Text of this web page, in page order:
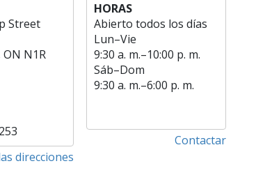
Street
N1R
direcciones
HORAS
Abierto todos los días
Lun–Vie
9:30 a. m.–10:00 p. m.
Sáb–Dom
9:30 a. m.–6:00 p. m.
Contactar